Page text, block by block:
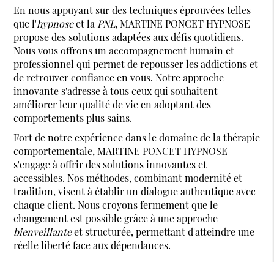
En nous appuyant sur des techniques éprouvées telles
que l'hypnoseet la PNL, MARTINE PONCET HYPNOSE
propose des solutions adaptées aux défis quotidiens.
Nous vous offrons un accompagnement humain et
professionnel qui permet de repousser les addictions et
de retrouver confiance en vous. Notre approche
innovante s'adresse à tous ceux qui souhaitent
améliorer leur qualité de vie en adoptant des
comportements plus sains.
Fort de notre expérience dans le domaine de la thérapie
comportementale, MARTINE PONCET HYPNOSE
s'engage à offrir des solutions innovantes et
accessibles. Nos méthodes, combinant modernité et
tradition, visent à établir un dialogue authentique avec
chaque client. Nous croyons fermement que le
changement est possible grâce à une approche
bienveillanteet structurée, permettant d'atteindre une
réelle liberté face aux dépendances.